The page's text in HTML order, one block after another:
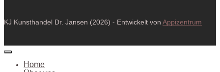
KJ Kunsthandel Dr. Jansen (2026) - Entwickelt von Appizentrum
Home